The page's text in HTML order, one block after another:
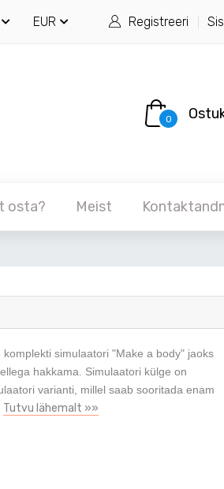
EUR Registreeri
0
osta? Meist
simulaatori "Make a body" jaoks
hakkama. Simulaatori külge on
varianti, millel saab sooritada enam
Tutvu lähemalt »»